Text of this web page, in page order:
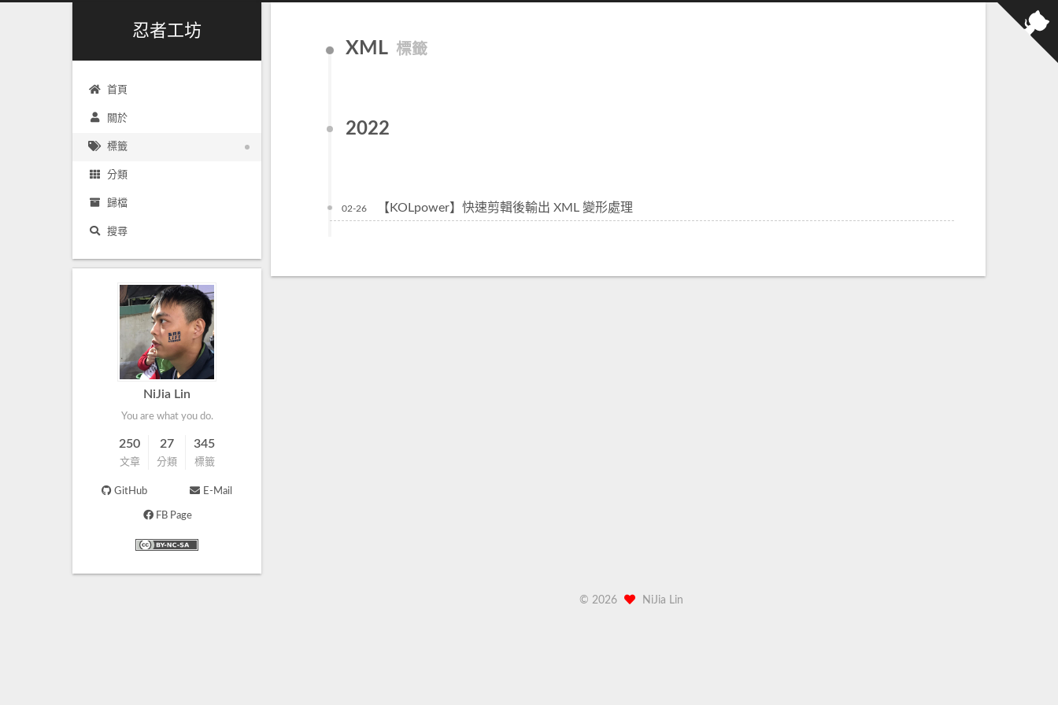
忍者工坊
首頁
關於
標籤
分類
歸檔
搜尋
XML 標籤
2022
02-26 【KOLpower】快速剪輯後輸出 XML 變形處理
NiJia Lin
You are what you do.
250
文章
27
分類
345
標籤
GitHub E-Mail
FB Page
© 2026 NiJia Lin